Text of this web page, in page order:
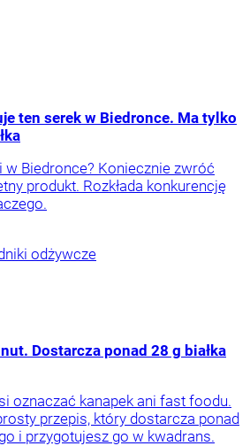
ten serek w Biedronce. Ma tylko
w Biedronce? Koniecznie zwróć
produkt. Rozkłada konkurencję
odżywcze
Dostarcza ponad 28 g białka
oznaczać kanapek ani fast foodu.
przepis, który dostarcza ponad
i przygotujesz go w kwadrans.